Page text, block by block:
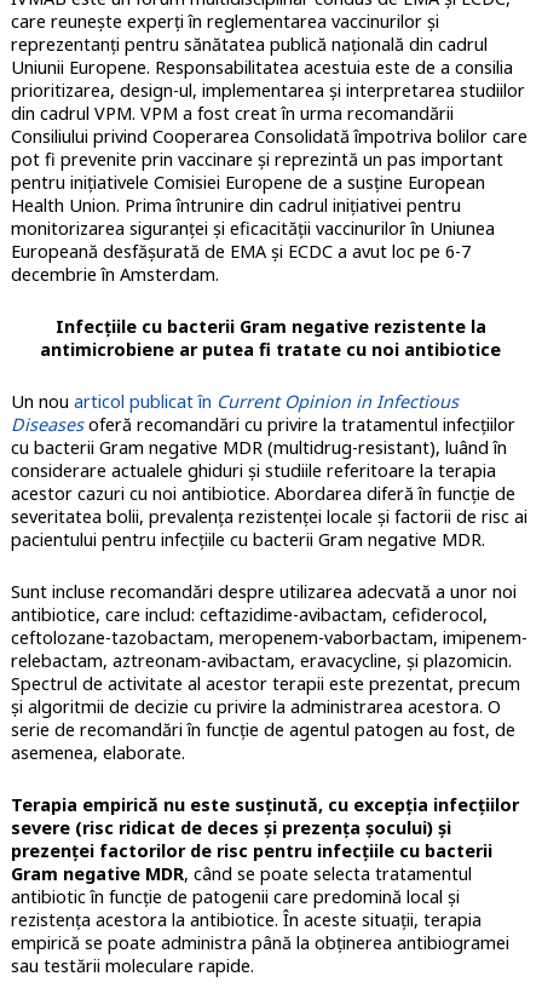
care reunește experți în reglementarea vaccinurilor și
reprezentanți pentru sănătatea publică națională din cadrul
Uniunii Europene. Responsabilitatea acestuia este de a consilia
prioritizarea, design-ul, implementarea și interpretarea studiilor
din cadrul VPM. VPM a fost creat în urma recomandării
Consiliului privind Cooperarea Consolidată împotriva bolilor care
pot fi prevenite prin vaccinare și reprezintă un pas important
pentru inițiativele Comisiei Europene de a susține European
Health Union. Prima întrunire din cadrul inițiativei pentru
monitorizarea siguranței și eficacității vaccinurilor în Uniunea
Europeană desfășurată de EMA și ECDC a avut loc pe 6-7
decembrie în Amsterdam.
Infecțiile cu bacterii Gram negative rezistente la
antimicrobiene ar putea fi tratate cu noi antibiotice
Un nou articol publicat în Current Opinion in Infectious
Diseasesoferă recomandări cu privire la tratamentul infecţiilor
cu bacterii Gram negative MDR (multidrug-resistant), luând în
considerare actualele ghiduri şi studiile referitoare la terapia
acestor cazuri cu noi antibiotice. Abordarea diferă în funcţie de
severitatea bolii, prevalenţa rezistenţei locale şi factorii de risc ai
pacientului pentru infecţiile cu bacterii Gram negative MDR.
Sunt incluse recomandări despre utilizarea adecvată a unor noi
antibiotice, care includ: ceftazidime-avibactam, cefiderocol,
ceftolozane-tazobactam, meropenem-vaborbactam, imipenem-
relebactam, aztreonam-avibactam, eravacycline, şi plazomicin.
Spectrul de activitate al acestor terapii este prezentat, precum
şi algoritmii de decizie cu privire la administrarea acestora. O
serie de recomandări în funcţie de agentul patogen au fost, de
asemenea, elaborate.
Terapia empirică nu este susţinută, cu excepţia infecţiilor
severe (risc ridicat de deces şi prezenţa şocului) şi
prezenţei factorilor de risc pentru infecţiile cu bacterii
Gram negative MDR, când se poate selecta tratamentul
antibiotic în funcţie de patogenii care predomină local şi
rezistenţa acestora la antibiotice. În aceste situaţii, terapia
empirică se poate administra până la obţinerea antibiogramei
sau testării moleculare rapide.